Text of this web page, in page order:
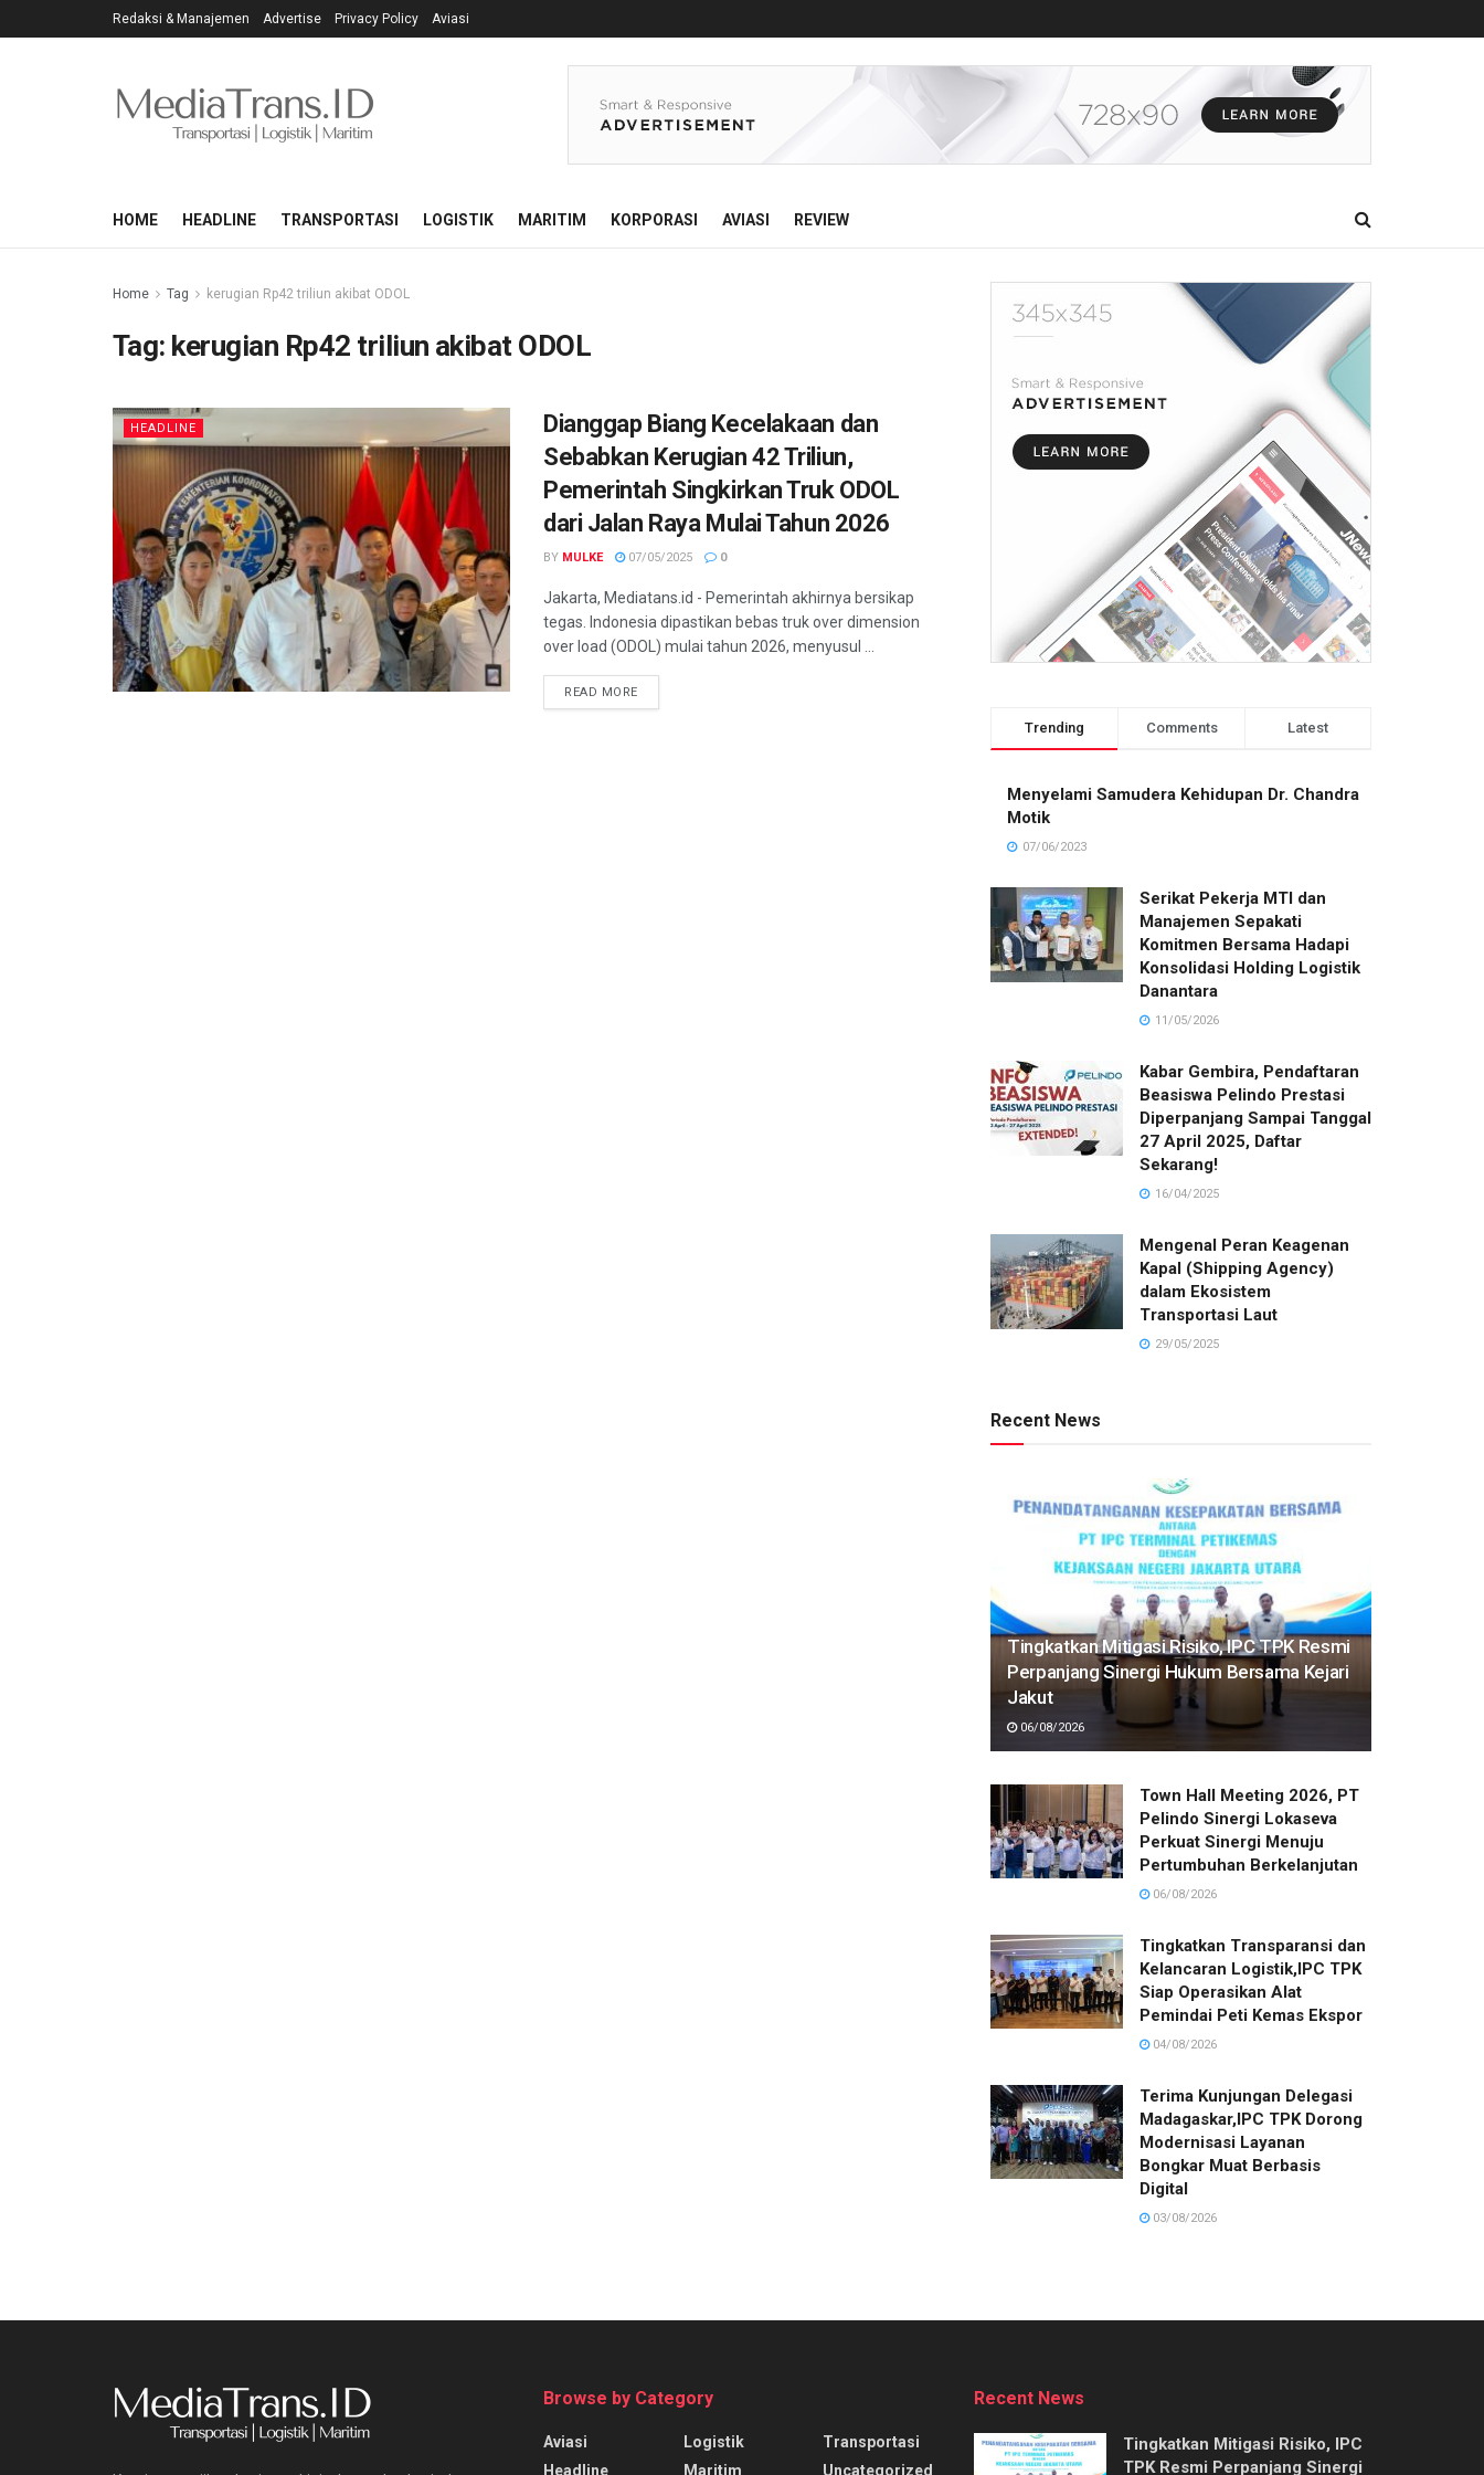
Redaksi & Manajemen Advertise Privacy Policy Aviasi
HOME HEADLINE TRANSPORTASI LOGISTIK MARITIM KORPORASI AVIASI REVIEW
Home Tag kerugian Rp42 triliun akibat ODOL
Tag: kerugian Rp42 triliun akibat ODOL
HEADLINE
Dianggap Biang Kecelakaan dan
Sebabkan Kerugian 42 Triliun,
Pemerintah Singkirkan Truk ODOL
dari Jalan Raya Mulai Tahun 2026
BY MULKE 07/05/2025 0
Jakarta, Mediatans.id - Pemerintah akhirnya bersikap
tegas. Indonesia dipastikan bebas truk over dimension
over load (ODOL) mulai tahun 2026, menyusul ...
READ MORE
Trending Comments Latest
Menyelami Samudera Kehidupan Dr. Chandra
Motik
07/06/2023
Serikat Pekerja MTI dan
Manajemen Sepakati
Komitmen Bersama Hadapi
Konsolidasi Holding Logistik
Danantara
11/05/2026
Kabar Gembira, Pendaftaran
Beasiswa Pelindo Prestasi
Diperpanjang Sampai Tanggal
27 April 2025, Daftar
Sekarang!
16/04/2025
Mengenal Peran Keagenan
Kapal (Shipping Agency)
dalam Ekosistem
Transportasi Laut
29/05/2025
Recent News
Tingkatkan Mitigasi Risiko, IPC TPK Resmi
Perpanjang Sinergi Hukum Bersama Kejari
Jakut
06/08/2026
Town Hall Meeting 2026, PT
Pelindo Sinergi Lokaseva
Perkuat Sinergi Menuju
Pertumbuhan Berkelanjutan
06/08/2026
Tingkatkan Transparansi dan
Kelancaran Logistik,IPC TPK
Siap Operasikan Alat
Pemindai Peti Kemas Ekspor
04/08/2026
Terima Kunjungan Delegasi
Madagaskar,IPC TPK Dorong
Modernisasi Layanan
Bongkar Muat Berbasis
Digital
03/08/2026
Browse by Category
Aviasi
Headline
Logistik
Maritim
Transportasi
Uncategorized
Recent News
Tingkatkan Mitigasi Risiko, IPC
TPK Resmi Perpanjang Sinergi